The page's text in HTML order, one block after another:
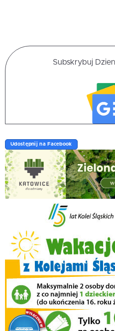
Subskrybuj
Udostępnij na Facebook